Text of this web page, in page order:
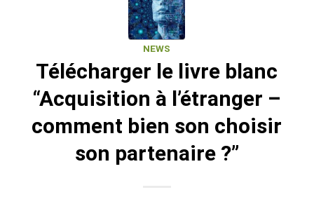
NEWS
Télécharger le livre blanc
“Acquisition à l’étranger –
comment bien son choisir
son partenaire ?”